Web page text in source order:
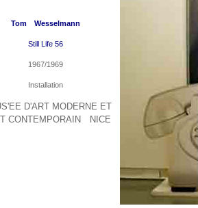
Tom Wesselmann
Still Life 56
1967/1969
Installation
D'ART MODERNE ET
CONTEMPORAIN NICE